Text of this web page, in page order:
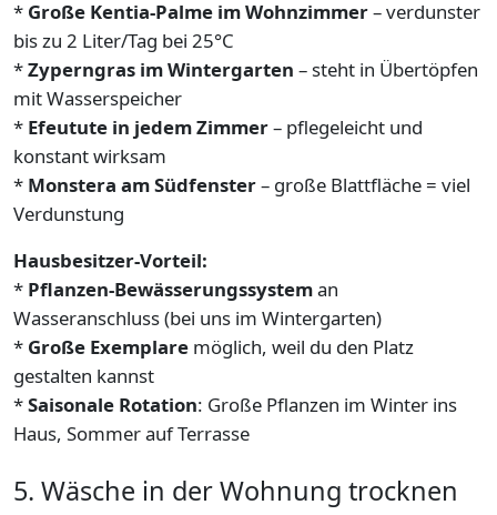
* Große Kentia-Palme im Wohnzimmer– verdunster
bis zu 2 Liter/Tag bei 25°C
*Zyperngras im Wintergarten – steht in Übertöpfen
mit Wasserspeicher
* Efeutute in jedem Zimmer– pflegeleicht und
konstant wirksam
* Monstera am Südfenster– große Blattfläche = viel
Verdunstung
Hausbesitzer-Vorteil:
* Pflanzen-Bewässerungssysteman
Wasseranschluss (bei uns im Wintergarten)
* Große Exemplare möglich, weil du den Platz
gestalten kannst
*Saisonale Rotation: Große Pflanzen im Winter ins
Haus, Sommer auf Terrasse
5. Wäsche in der Wohnung trocknen